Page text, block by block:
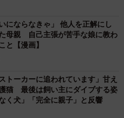
にならなきゃ」 他人を正解にし
母親 自己主張が苦手な娘に教わ
と【漫画】
トーカーに追われています」甘え
猫 最後は飼い主にダイブする姿
く犬」「完全に親子」と反響